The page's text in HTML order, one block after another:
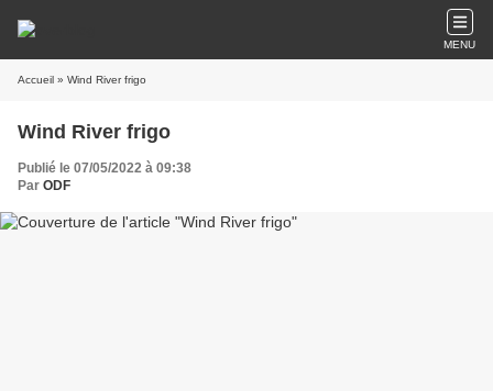
MENU
Accueil » Wind River frigo
Wind River frigo
Publié le 07/05/2022 à 09:38
Par ODF